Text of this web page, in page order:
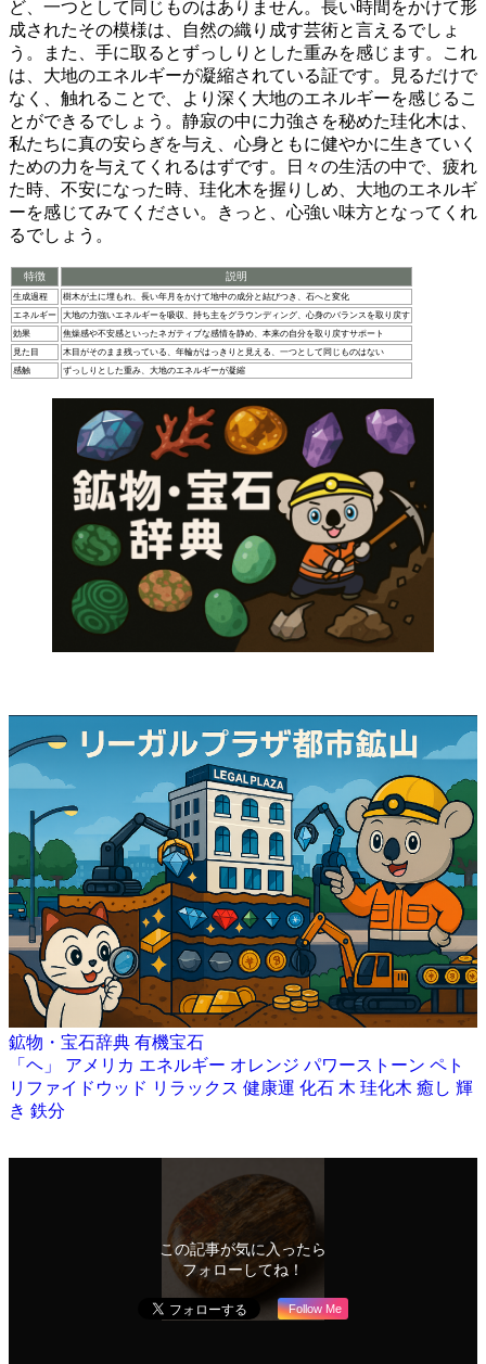
ど、一つとして同じものはありません。長い時間をかけて形
成されたその模様は、自然の織り成す芸術と言えるでしょ
う。また、手に取るとずっしりとした重みを感じます。これ
は、大地のエネルギーが凝縮されている証です。見るだけで
なく、触れることで、より深く大地のエネルギーを感じるこ
とができるでしょう。 静寂の中に力強さを秘めた珪化木は、
私たちに真の安らぎを与え、心身ともに健やかに生きていく
ための力を与えてくれるはずです。日々の生活の中で、疲れ
た時、不安になった時、珪化木を握りしめ、大地のエネルギ
ーを感じてみてください。きっと、心強い味方となってくれ
るでしょう。
特徴 説明
生成過程
樹木が土に埋もれ、長い年月をかけて地中の成分と結びつき、石へと変化
エネルギー
大地の力強いエネルギーを吸収、持ち主をグラウンディング、心身のバランスを取り戻す
効果
焦燥感や不安感といったネガティブな感情を静め、本来の自分を取り戻すサポート
見た目
木目がそのまま残っている、年輪がはっきりと見える、一つとして同じものはない
感触
ずっしりとした重み、大地のエネルギーが凝縮
鉱物・宝石辞典 有機宝石
「ヘ」 アメリカ エネルギー オレンジ パワーストーン ペト
リファイドウッド リラックス 健康運 化石 木 珪化木 癒し 輝
き 鉄分
この記事が気に入ったら
フォローしてね！
Follow Me